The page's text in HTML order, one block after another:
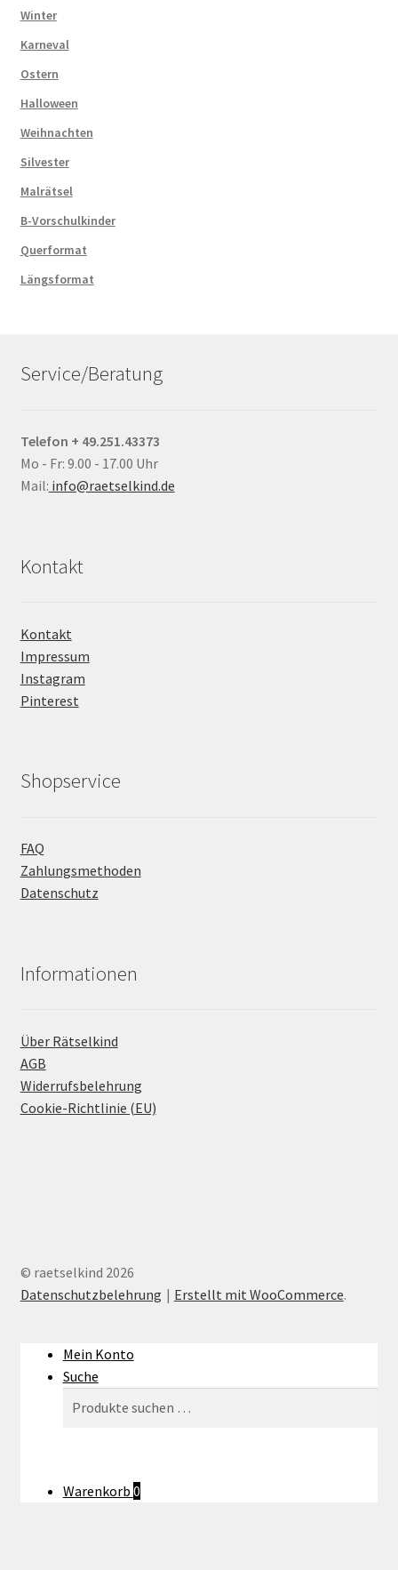
Winter
Karneval
Ostern
Halloween
Weihnachten
Silvester
Malrätsel
B-Vorschulkinder
Querformat
Längsformat
Service/Beratung
Telefon + 49.251.43373
Mo - Fr: 9.00 - 17.00 Uhr
Mail: info@raetselkind.de
Kontakt
Kontakt
Impressum
Instagram
Pinterest
Shopservice
FAQ
Zahlungsmethoden
Datenschutz
Informationen
Über Rätselkind
AGB
Widerrufsbelehrung
Cookie-Richtlinie (EU)
© raetselkind 2026
Datenschutzbelehrung
Erstellt mit WooCommerce.
Mein Konto
Suche
Warenkorb 0